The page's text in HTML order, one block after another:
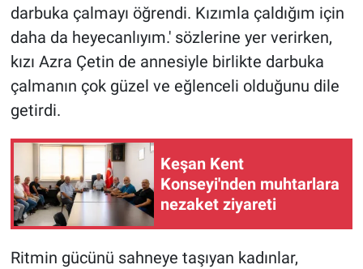
darbuka çalmayı öğrendi. Kızımla çaldığım için
daha da heyecanlıyım.' sözlerine yer verirken,
kızı Azra Çetin de annesiyle birlikte darbuka
çalmanın çok güzel ve eğlenceli olduğunu dile
getirdi.
Keşan Kent
Konseyi'nden muhtarlara
nezaket ziyareti
Ritmin gücünü sahneye taşıyan kadınlar,